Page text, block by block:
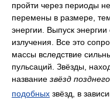
пройти через периоды
перемены в размере,
энергии. Выпуск
излучения. Все это
массы вследствие
пульсаций. Звёзды,
название звёзд
подобных звёзд, в